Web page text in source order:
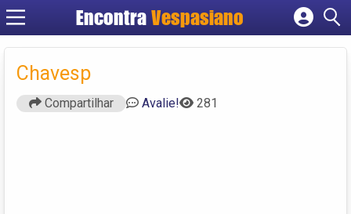
Encontra Vespasiano
Cadastrar empresa
Chavesp
Compartilhar Avalie! 281